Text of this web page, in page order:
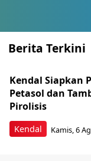
Berita Terkini
Kendal
Kendal Siapkan
Petasol dan
Pirolisis
Kamis, 6